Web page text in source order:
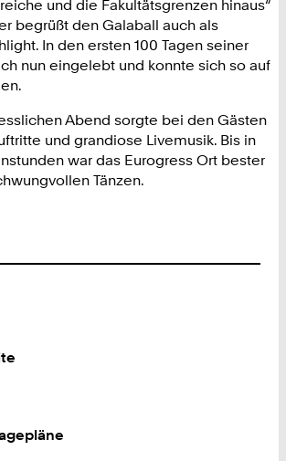
und die Fakultätsgrenzen hinaus“
begrüßt den Galaball auch als
In den ersten 100 Tagen seiner
nun eingelebt und konnte sich so auf
Abend sorgte bei den Gästen
und grandiose Livemusik. Bis in
war das Eurogress Ort bester
Tänzen.